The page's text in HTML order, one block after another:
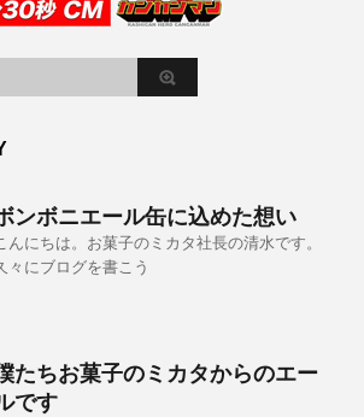
ンボニエール缶に込めた想い
んにちは。お菓子のミカタ社長の清水です。
々にブログを書こう
たちお菓子のミカタからのエー
です